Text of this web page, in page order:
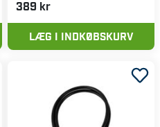
389 kr
LÆG I INDKØBSKURV